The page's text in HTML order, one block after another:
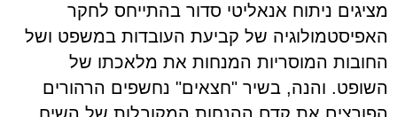
מציגים ניתוח אנאליטי סדור בהתייחס לחקר
האפיסטמולוגיה של קביעת העובדות במשפט ושל
החובות המוסריות המנחות את מלאכתו של
השופט. והנה, בשיר "חצאים" נחשפים הרהורים